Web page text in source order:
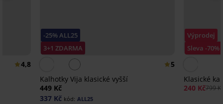
4,8
-25% ALL25
3+1 ZDARMA
5
Kalhotky Vija klasické vyšší
449 Kč
337 Kč kód: ALL25
Výprodej
Sleva -70%
Klasické
240 Kč799